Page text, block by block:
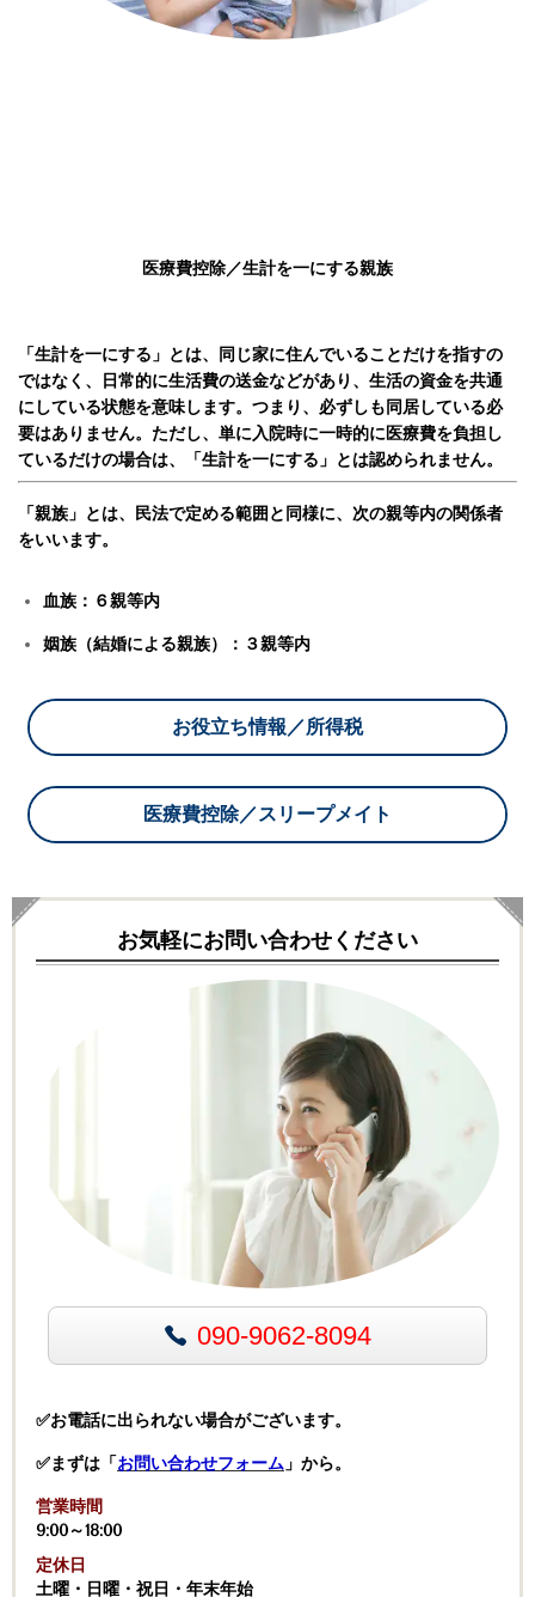
医療費控除／生計を一にする親族
「生計を一にする」とは、同じ家に住んでいることだけを指すの
ではなく、日常的に生活費の送金などがあり、生活の資金を共通
にしている状態を意味します。つまり、必ずしも同居している必
要はありません。 ただし、単に入院時に一時的に医療費を負担し
ているだけの場合は、「生計を一にする」とは認められません。
「親族」とは、民法で定める範囲と同様に、次の親等内の関係者
をいいます。
血族：６親等内
姻族（結婚による親族）：３親等内
お役立ち情報／所得税
医療費控除／スリープメイト
お気軽にお問い合わせください
090-9062-8094
✅お電話に出られない場合がございます。
✅まずは「お問い合わせフォーム 」から。
営業時間
9:00～18:00
定休日
土曜・日曜・祝日・年末年始